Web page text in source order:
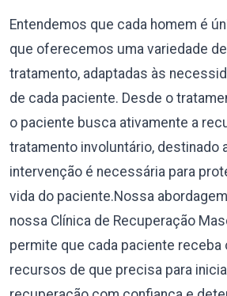
Entendemos que cada homem é
que oferecemos uma variedade
tratamento, adaptadas às
de cada paciente. Desde o
o paciente busca ativamente a
tratamento involuntário, destinado
intervenção é necessária para
vida do paciente.Nossa
nossa Clínica de Recuperação
permite que cada paciente receba
recursos de que precisa para